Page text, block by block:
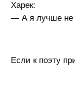
Харек:
— А я лучше не
Если к поэту